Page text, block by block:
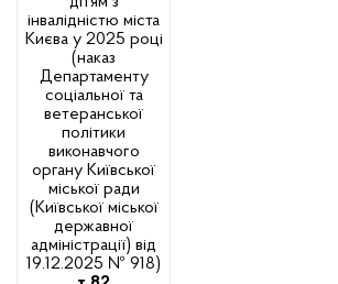
інвалідністю міста
Києва у 2025 році
(наказ
Департаменту
соціальної та
ветеранської
політики
виконавчого
органу Київської
міської ради
(Київської міської
державної
адміністрації) від
19.12.2025 № 918)